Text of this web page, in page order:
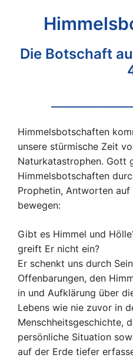
Die Botschaft
Himmelsbotschaften
unsere stürmische Zeit
Naturkatastrophen. Gott
Himmelsbotschaften
Prophetin, Antworten auf
bewegen:
Gibt es Himmel und
greift Er nicht ein?
Er schenkt uns durch
Offenbarungen, den
in und Aufklärung über
Lebens wie nie zuvor in
Menschheitsgeschichte,
persönliche Situation
auf der Erde tiefer